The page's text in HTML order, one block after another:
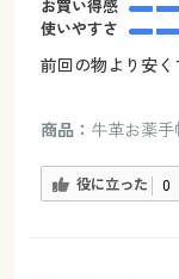
お買い得感
使いやすさ
前回の物より安
商品： 牛革お薬手
役に立った 0